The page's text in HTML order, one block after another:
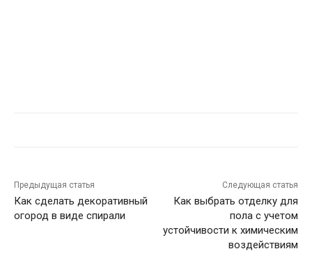
Предыдущая статья
Как сделать декоративный
огород в виде спирали
Следующая статья
Как выбрать отделку для
пола с учетом
устойчивости к химическим
воздействиям